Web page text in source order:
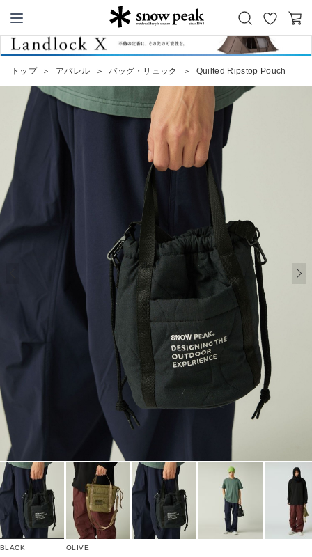
Snow Peak
お
気
カ
トップ ＞ アパレル ＞ バッグ・リュック ＞ Quilted Ripstop Pouch
BLACK OLIVE